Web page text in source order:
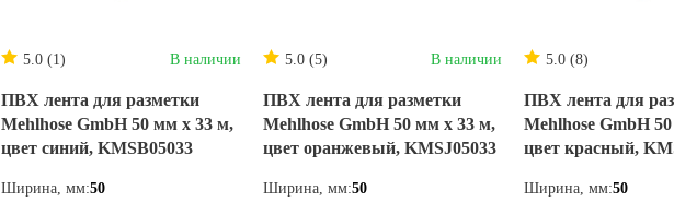
5.0 (1) В наличии
ПВХ лента для разметки
Mehlhose GmbH 50 мм х 33 м,
цвет синий, KMSB05033
Ширина, мм:50
5.0 (5) В наличии
ПВХ лента для разметки
Mehlhose GmbH 50 мм х 33 м,
цвет оранжевый, KMSJ05033
Ширина, мм:50
5.0 (8)
ПВХ лента для
Mehlhose GmbH
цвет красный,
Ширина, мм:50